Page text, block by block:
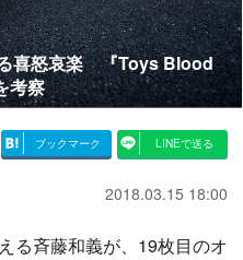
喜怒哀楽 『Toys Blood
考察
ブックマーク LINEで送る
2018.03.15 18:00
る斉藤和義が、19枚目のオ